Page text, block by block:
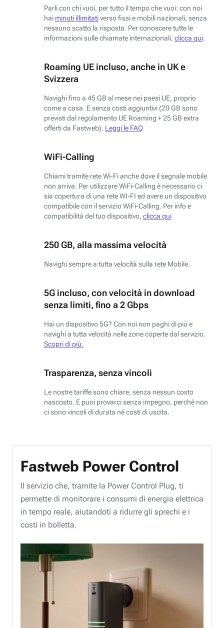
Parli con chi vuoi, per tutto il tempo che vuoi: con noi
hai minuti illimitativerso fissi e mobili nazionali, senza
nessuno scatto la risposta. Per conoscere tutte le
informazioni sulle chiamate internazionali, clicca qui.
Roaming UE incluso, anche in UK e
Svizzera
Navighi fino a 45 GB al mese nei paesi UE, proprio
come a casa. E senza costi aggiuntivi (20 GB sono
previsti dal regolamento UE Roaming + 25 GB extra
offerti da Fastweb). Leggi le FAQ
WiFi-Calling
Chiami tramite rete Wi-Fi anche dove il segnale mobile
non arriva. Per utilizzare WiFi-Calling è necessario ci
sia copertura di una rete WI-FI ed avere un dispositivo
compatibile con il servizio WiFi-Calling. Per info e
compatibilità del tuo dispositivo, clicca qui
250 GB, alla massima velocità
Navighi sempre a tutta velocità sulla rete Mobile.
5G incluso, con velocità in download
senza limiti, fino a 2 Gbps
Hai un dispositivo 5G? Con noi non paghi di più e
navighi a tutta velocità nelle zone coperte dal servizio.
Scopri di più.
Trasparenza, senza vincoli
Le nostre tariffe sono chiare, senza nessun costo
nascosto. E puoi provarci senza impegno, perché non
ci sono vincoli di durata né costi di uscita.
Fastweb Power Control
Il servizio che, tramite la Power Control Plug, ti
permette di monitorare i consumi di energia elettrica
in tempo reale, aiutandoti a ridurre gli sprechi e i
costi in bolletta.